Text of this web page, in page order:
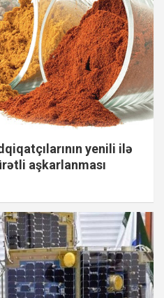
yenili ilə
aşkarlanması